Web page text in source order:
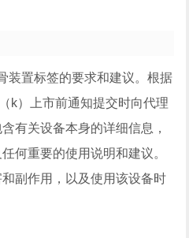
置标签的要求和建议。根据
k）上市前通知提交时向代理
有关设备本身的详细信息，
何重要的使用说明和建议。
副作用，以及使用该设备时